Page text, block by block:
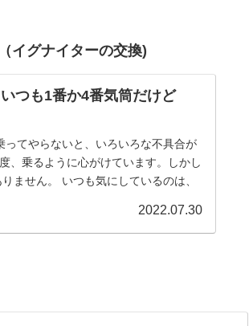
イグナイターの交換)
つも1番か4番気筒だけど
ってやらないと、いろいろな不具合が
、乗るように心がけています。しかし
ません。 いつも気にしているのは、
2022.07.30